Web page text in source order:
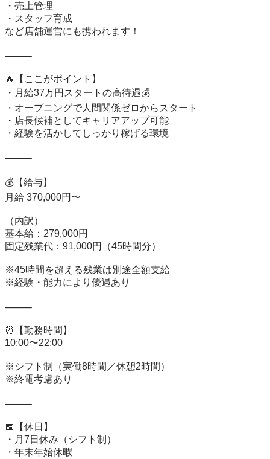
・売上管理
・スタッフ育成
など店舗運営にも携われます！
⸻
🔥【ここがポイント】
・月給37万円スタートの高待遇💰
・オープニングで人間関係ゼロからスタート
・店長候補としてキャリアアップ可能
・経験を活かしてしっかり稼げる環境
⸻
💰【給与】
月給 370,000円〜
（内訳）
基本給：279,000円
固定残業代：91,000円（45時間分）
※45時間を超える残業は別途全額支給
※経験・能力により優遇あり
⸻
⏰【勤務時間】
10:00〜22:00
※シフト制（実働8時間／休憩2時間）
※終電考慮あり
⸻
📅【休日】
・月7日休み（シフト制）
・年末年始休暇